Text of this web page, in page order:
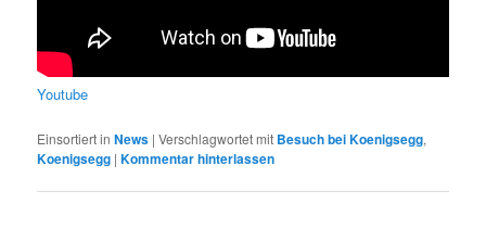
Youtube
Einsortiert in News |Verschlagwortet mit Besuch bei Koenigsegg,
Koenigsegg |Kommentar hinterlassen